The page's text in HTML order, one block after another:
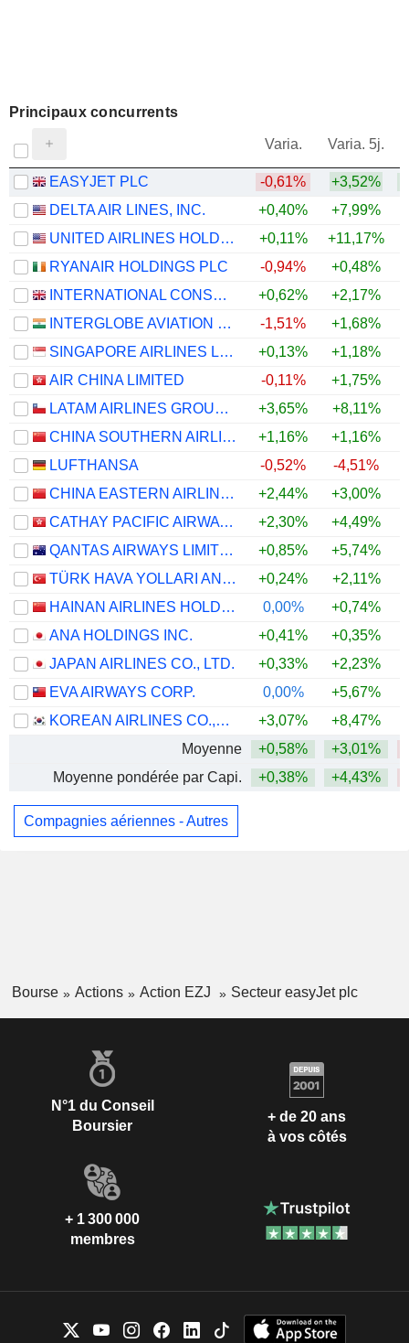
Principaux concurrents
Varia. Varia. 5j.
EASYJET PLC
-0,61% +3,52%
DELTA AIR LINES, INC.
+0,40% +7,99%
UNITED AIRLINES HOLDINGS, INC.
+0,11% +11,17%
RYANAIR HOLDINGS PLC
-0,94% +0,48%
INTERNATIONAL CONSOLIDATED AIRLINES GROUP, S.A.
+0,62% +2,17%
INTERGLOBE AVIATION LIMITED
-1,51% +1,68%
SINGAPORE AIRLINES LIMITED
+0,13% +1,18%
AIR CHINA LIMITED
-0,11% +1,75%
LATAM AIRLINES GROUP S.A.
+3,65% +8,11%
CHINA SOUTHERN AIRLINES COMPANY LIMITED
+1,16% +1,16%
LUFTHANSA
-0,52% -4,51%
CHINA EASTERN AIRLINES CORPORATION LIMITED
+2,44% +3,00%
CATHAY PACIFIC AIRWAYS LIMITED
+2,30% +4,49%
QANTAS AIRWAYS LIMITED
+0,85% +5,74%
TÜRK HAVA YOLLARI ANONIM ORTAKLIGI
+0,24% +2,11%
HAINAN AIRLINES HOLDING CO., LTD.
0,00% +0,74%
ANA HOLDINGS INC.
+0,41% +0,35%
JAPAN AIRLINES CO., LTD.
+0,33% +2,23%
EVA AIRWAYS CORP.
0,00% +5,67%
KOREAN AIRLINES CO.,LTD.
+3,07% +8,47%
Moyenne
+0,58% +3,01%
Moyenne pondérée par Capi.
+0,38% +4,43%
Compagnies aériennes - Autres
Bourse Actions Action EZJ Secteur easyJet plc
N°1 du Conseil
Boursier
+ de 20 ans
à vos côtés
+ 1 300 000
membres